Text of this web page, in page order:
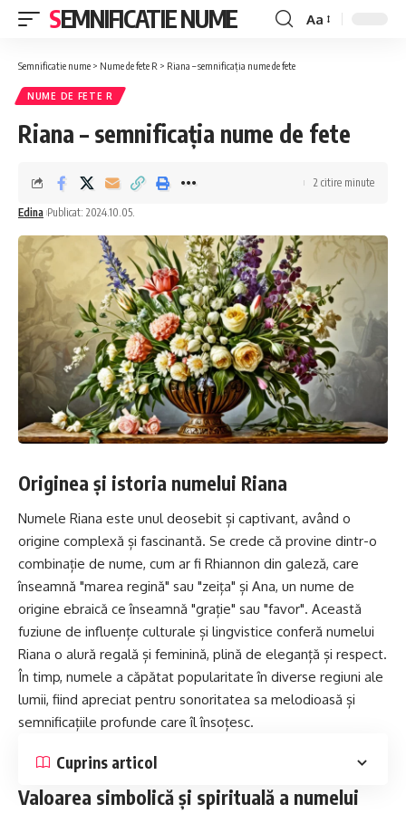
SEMNIFICATIE NUME
Font
Aa
Semnificatie nume > Nume de fete R > Riana – semnificația nume de fete
NUME DE FETE R
Riana – semnificația nume de fete
Edina Publicat: 2024.10.05.
2 citire minute
Originea și istoria numelui Riana
Numele Riana este unul deosebit și captivant, având o
origine complexă și fascinantă. Se crede că provine dintr-o
combinație de nume, cum ar fi Rhiannon din galeză, care
înseamnă "marea regină" sau "zeița" și Ana, un nume de
origine ebraică ce înseamnă "grație" sau "favor". Această
fuziune de influențe culturale și lingvistice conferă numelui
Riana o alură regală și feminină, plină de eleganță și respect.
În timp, numele a căpătat popularitate în diverse regiuni ale
lumii, fiind apreciat pentru sonoritatea sa melodioasă și
semnificațiile profunde care îl însoțesc.
Cuprins articol
Valoarea simbolică și spirituală a numelui